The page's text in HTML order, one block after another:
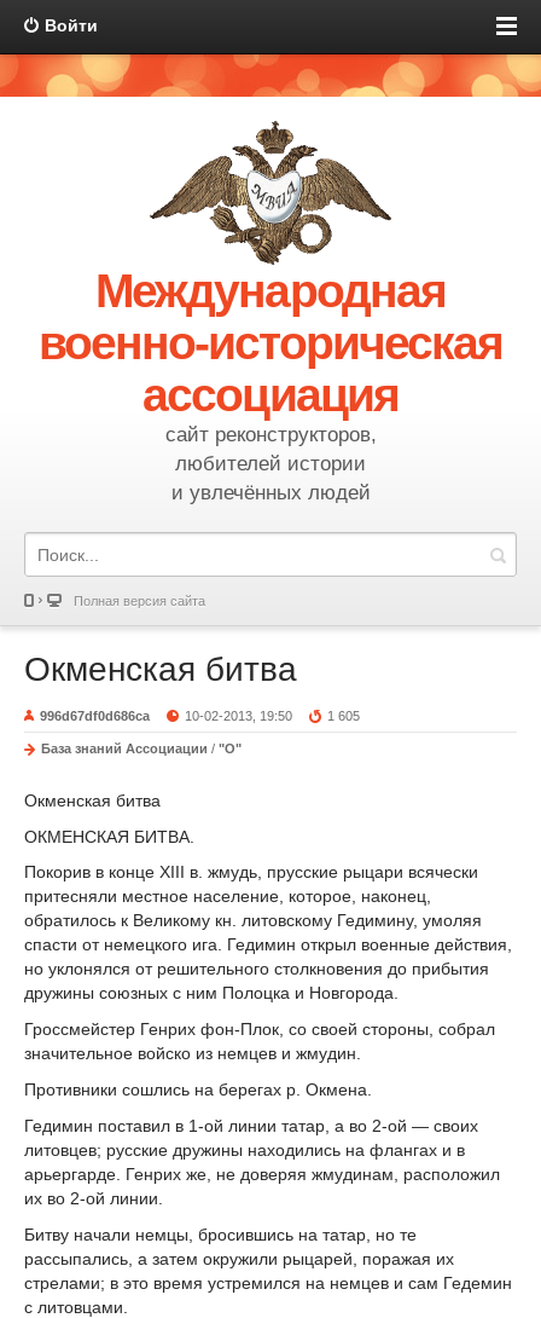
Войти
Международная
военно-историческая
ассоциация
сайт реконструкторов,
любителей истории
и увлечённых людей
Полная версия сайта
Окменская битва
996d67df0d686ca 10-02-2013, 19:50 1 605
База знаний Ассоциации / "О"
Окменская битва
ОКМЕНСКАЯ БИТВА.
Покорив в конце XIII в. жмудь, прусские рыцари всячески
притесняли местное население, которое, наконец,
обратилось к Великому кн. литовскому Гедимину, умоляя
спасти от немецкого ига. Гедимин открыл военные действия,
но уклонялся от решительного столкновения до прибытия
дружины союзных с ним Полоцка и Новгорода.
Гроссмейстер Генрих фон-Плок, со своей стороны, собрал
значительное войско из немцев и жмудин.
Противники сошлись на берегах р. Окмена.
Гедимин поставил в 1-ой линии татар, а во 2-ой — своих
литовцев; русские дружины находились на флангах и в
арьергарде. Генрих же, не доверяя жмудинам, расположил
их во 2-ой линии.
Битву начали немцы, бросившись на татар, но те
рассыпались, а затем окружили рыцарей, поражая их
стрелами; в это время устремился на немцев и сам Гедемин
с литовцами.